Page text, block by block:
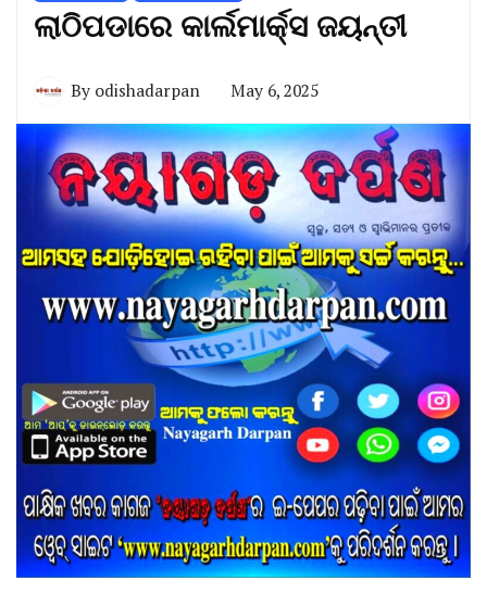
ଲାଠିପଡାରେ କାର୍ଲମାର୍କ୍ସ ଜୟନ୍ତୀ
By odishadarpan May 6, 2025